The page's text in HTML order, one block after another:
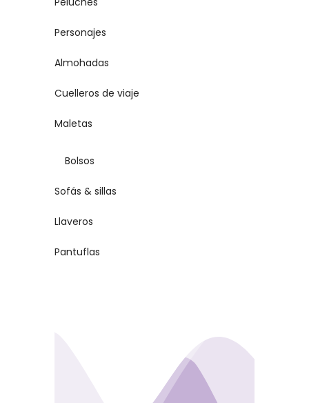
Personajes
Almohadas
Cuelleros de viaje
Maletas
Bolsos
Sofás & sillas
Llaveros
Pantuflas